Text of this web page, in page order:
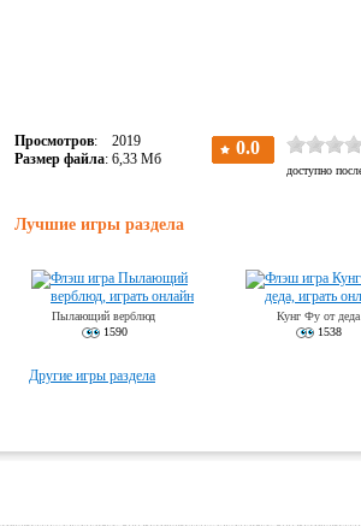
Просмотров: 2019
Размер файла: 6,33 Мб
Лучшие игры раздела
Пылающий верблюд
1590
Кунг Фу от деда
1538
Другие игры раздела